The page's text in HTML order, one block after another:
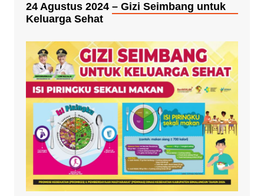
24 Agustus 2024 – Gizi Seimbang untuk
Keluarga Sehat